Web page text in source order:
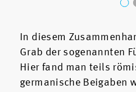
In diesem
Grab der sogenannten
Hier fand man teils
germanische Beigaben